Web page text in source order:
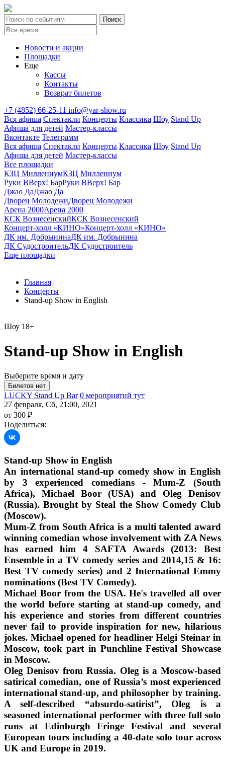
Новости и акции
Площадки
Еще
Кассы
Контакты
Возврат билетов
+7 (4852) 66-25-11 info@yar-show.ru
Вся афиша Спектакли Концерты Классика Шоу Stand Up
Афиша для детей Мастер-классы
Вконтакте Телеграмм
Вся афиша Спектакли Концерты Классика Шоу Stand Up
Афиша для детей Мастер-классы
Все площадки
КЗЦ МиллениумКЗЦ Миллениум
Руки ВВерх! БарРуки ВВерх! Бар
Джао ДаДжао Да
Дворец МолодежиДворец Молодежи
Арена 2000Арена 2000
КСК ВознесенскийКСК Вознесенский
Концерт-холл «КИНО»Концерт-холл «КИНО»
ДК им. ДобрынинаДК им. Добрынина
ДК СудостроительДК Судостроитель
Еще площадки
Главная
Концерты
Stand-up Show in English
Шоу 18+
Stand-up Show in English
Выберите время и дату
LUCKY Stand Up Bar 0 мероприятий тут
27 февраля, Сб, 21:00, 2021
от 300 ₽
Поделиться:
Stand-up Show in English
An international stand-up comedy show in English
by 3 experienced comedians - Mum-Z (South
Africa), Michael Boor (USA) and Oleg Denisov
(Russia). Brought by Steal the Show Comedy Club
(Moscow).
Mum-Z from South Africa is a multi talented award
winning comedian whose involvement with ZA News
has earned him 4 SAFTA Awards (2013: Best
Ensemble in a TV comedy series and 2014,15 & 16:
Best TV comedy series) and 2 International Emmy
nominations (Best TV Comedy).
Michael Boor from the USA. He's travelled all over
the world before starting at stand-up comedy, and
his experience and stories from different countries
never fail to provide inspiration for new, hilarious
jokes. Michael opened for headliner Helgi Steinar in
Moscow, took part in Punchline Festival Showcase
in Moscow.
Oleg Denisov from Russia. Oleg is a Moscow-based
satirical comedian, one of Russia’s most experienced
international stand-up, and philosopher by training.
A self-described “absurdo-satirist”, Oleg is a
seasoned international performer with three full solo
runs at Edinburgh Fringe Festival and several
European tours including a 40-date solo tour across
UK and Europe in 2019.